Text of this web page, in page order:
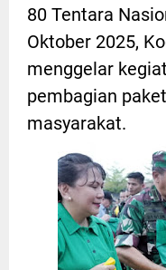
80 Tentara
Oktober 2025,
menggelar
pembagian
masyarakat.